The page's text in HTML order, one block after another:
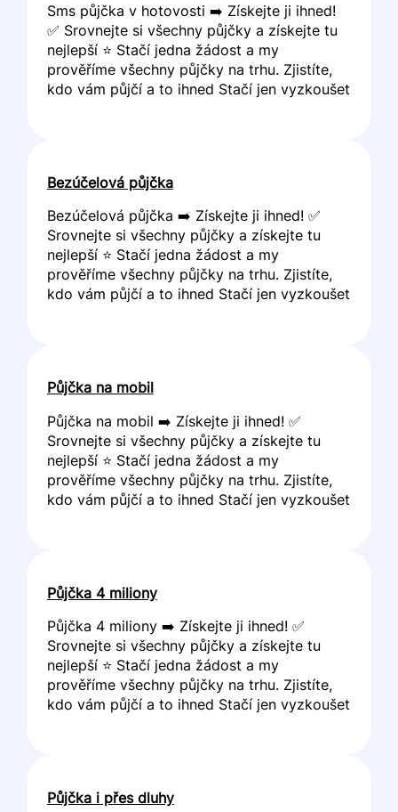
Sms půjčka v hotovosti ➡️ Získejte ji ihned!
✅ Srovnejte si všechny půjčky a získejte tu
nejlepší ⭐ Stačí jedna žádost a my
prověříme všechny půjčky na trhu. Zjistíte,
kdo vám půjčí a to ihned Stačí jen vyzkoušet
Bezúčelová půjčka
Bezúčelová půjčka ➡️ Získejte ji ihned! ✅
Srovnejte si všechny půjčky a získejte tu
nejlepší ⭐ Stačí jedna žádost a my
prověříme všechny půjčky na trhu. Zjistíte,
kdo vám půjčí a to ihned Stačí jen vyzkoušet
Půjčka na mobil
Půjčka na mobil ➡️ Získejte ji ihned! ✅
Srovnejte si všechny půjčky a získejte tu
nejlepší ⭐ Stačí jedna žádost a my
prověříme všechny půjčky na trhu. Zjistíte,
kdo vám půjčí a to ihned Stačí jen vyzkoušet
Půjčka 4 miliony
Půjčka 4 miliony ➡️ Získejte ji ihned! ✅
Srovnejte si všechny půjčky a získejte tu
nejlepší ⭐ Stačí jedna žádost a my
prověříme všechny půjčky na trhu. Zjistíte,
kdo vám půjčí a to ihned Stačí jen vyzkoušet
Půjčka i přes dluhy